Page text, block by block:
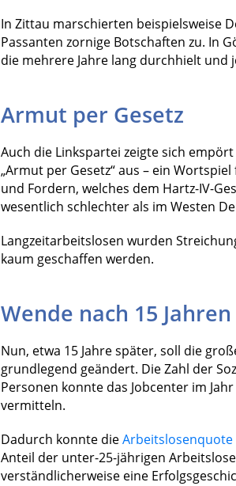
In Zittau marschierten beispielsweise
Passanten zornige Botschaften zu. In
die mehrere Jahre lang durchhielt und
Armut per Gesetz
Auch die Linkspartei zeigte sich
„Armut per Gesetz“ aus – ein
und Fordern, welches dem Hartz-IV-
wesentlich schlechter als im Westen
Langzeitarbeitslosen wurden
kaum geschaffen werden.
Wende nach 15 Jahren
Nun, etwa 15 Jahre später, soll die
grundlegend geändert. Die Zahl der
Personen konnte das Jobcenter im
vermitteln.
Dadurch konnte dieArbeitslosenquote
Anteil der unter-25-jährigen
verständlicherweise eine